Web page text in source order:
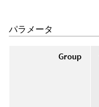
パラメータ
Group